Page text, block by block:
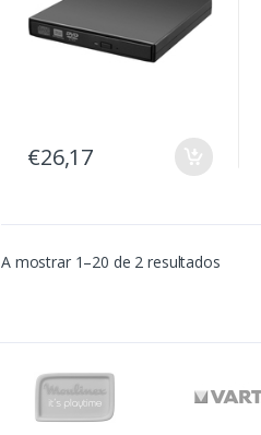
€26,17
A mostrar 1–20 de 2 resultados